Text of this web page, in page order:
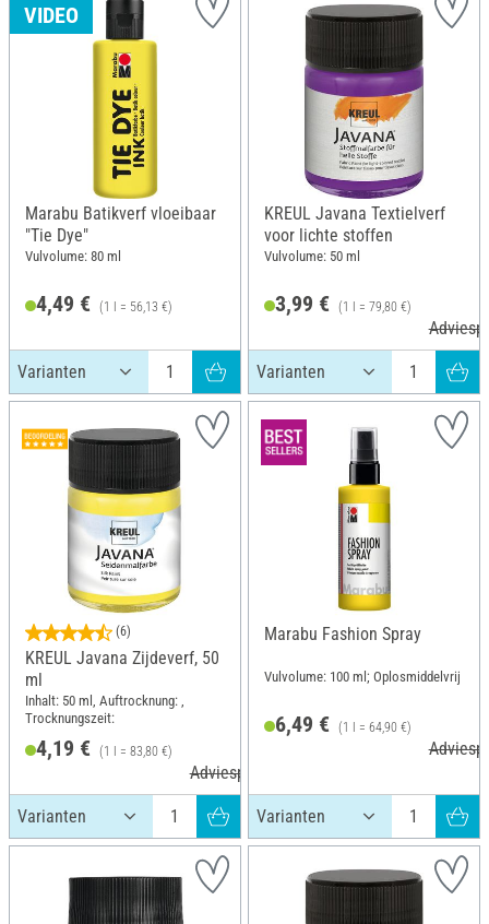
VIDEO
Marabu Batikverf vloeibaar
"Tie Dye"
Vulvolume: 80 ml
4,49 € (1 l = 56,13 €)
KREUL Javana Textielverf
voor lichte stoffen
Vulvolume: 50 ml
3,99 € (1 l = 79,80 €)
(6)
KREUL Javana Zijdeverf, 50
ml
Inhalt: 50 ml, Auftrocknung: ,
Trocknungszeit:
4,19 € (1 l = 83,80 €)
Adviesprijs 4,99 €
Marabu Fashion Spray
Vulvolume: 100 ml; Oplosmiddelvrij
6,49 € (1 l = 64,90 €)